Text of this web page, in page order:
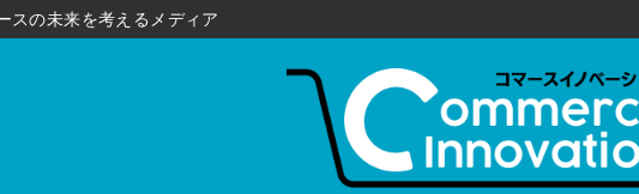
の未来を考えるメディア